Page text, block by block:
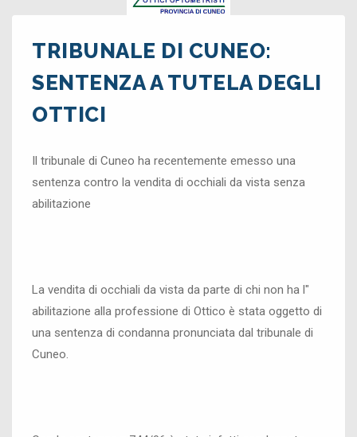
TRIBUNALE DI CUNEO:
SENTENZA A TUTELA DEGLI
OTTICI
Il tribunale di Cuneo ha recentemente emesso una
sentenza contro la vendita di occhiali da vista senza
abilitazione
La vendita di occhiali da vista da parte di chi non ha l"
abilitazione alla professione di Ottico è stata oggetto di
una sentenza di condanna pronunciata dal tribunale di
Cuneo.